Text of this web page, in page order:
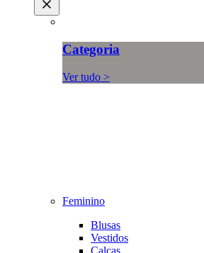
Categoria
Ver tudo >
Feminino
Blusas
Vestidos
Calças